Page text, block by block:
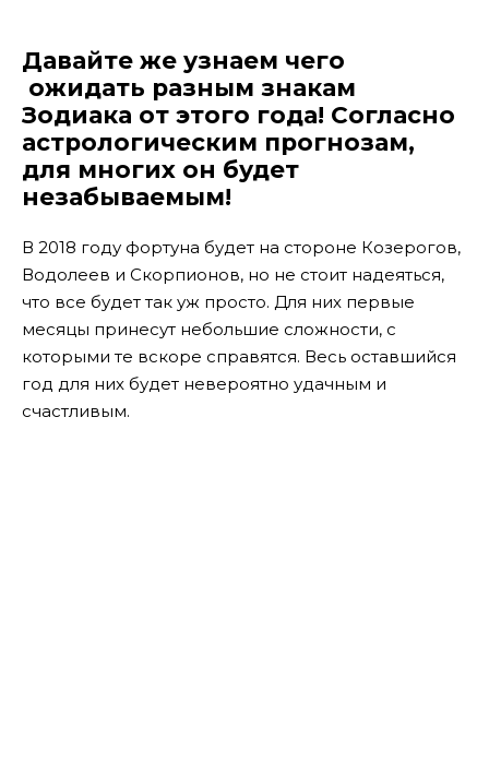
Давайте же узнаем чего
ожидать разным знакам
Зодиака от этого года! Согласно
астрологическим прогнозам,
для многих он будет
незабываемым!
В 2018 году фортуна будет на стороне Козерогов,
Водолеев и Скорпионов, но не стоит надеяться,
что все будет так уж просто. Для них первые
месяцы принесут небольшие сложности, с
которыми те вскоре справятся. Весь оставшийся
год для них будет невероятно удачным и
счастливым.